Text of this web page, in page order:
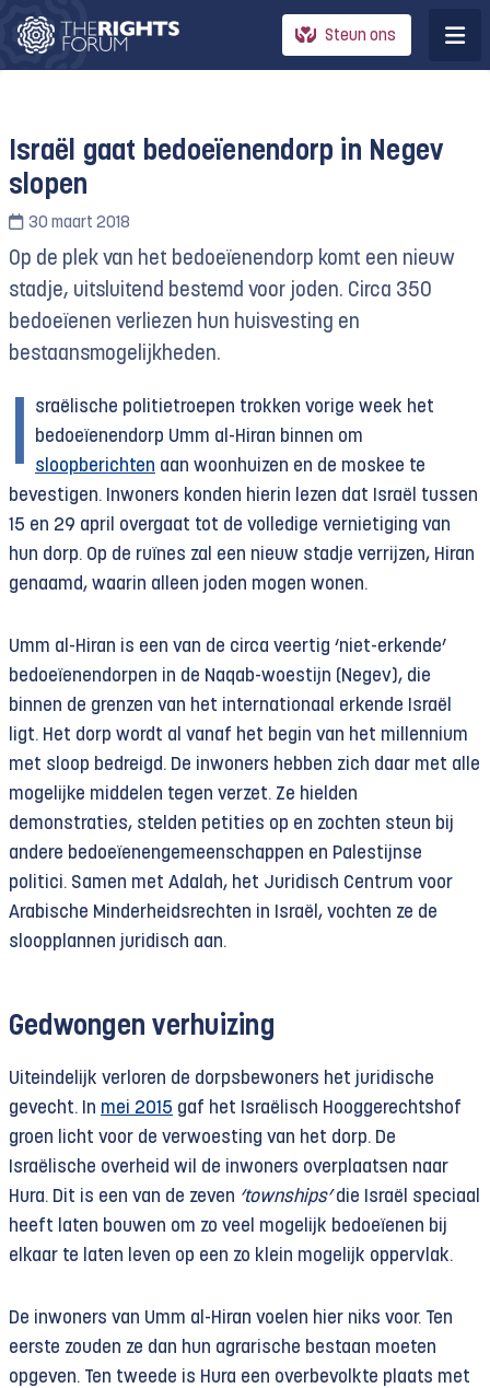
Steun ons
Israël gaat bedoeïenendorp in Negev
slopen
30 maart 2018
Op de plek van het bedoeïenendorp komt een nieuw
stadje, uitsluitend bestemd voor joden. Circa 350
bedoeïenen verliezen hun huisvesting en
bestaansmogelijkheden.
I
sraëlische politietroepen trokken vorige week het
bedoeïenendorp Umm al-Hiran binnen om
sloopberichten aan woonhuizen en de moskee te
bevestigen. Inwoners konden hierin lezen dat Israël tussen
15 en 29 april overgaat tot de volledige vernietiging van
hun dorp. Op de ruïnes zal een nieuw stadje verrijzen, Hiran
genaamd, waarin alleen joden mogen wonen.
Umm al-Hiran is een van de circa veertig ‘niet-erkende’
bedoeïenendorpen in de Naqab-woestijn (Negev), die
binnen de grenzen van het internationaal erkende Israël
ligt. Het dorp wordt al vanaf het begin van het millennium
met sloop bedreigd. De inwoners hebben zich daar met alle
mogelijke middelen tegen verzet. Ze hielden
demonstraties, stelden petities op en zochten steun bij
andere bedoeïenengemeenschappen en Palestijnse
politici. Samen met Adalah, het Juridisch Centrum voor
Arabische Minderheidsrechten in Israël, vochten ze de
sloopplannen juridisch aan.
Gedwongen verhuizing
Uiteindelijk verloren de dorpsbewoners het juridische
gevecht. In mei 2015 gaf het Israëlisch Hooggerechtshof
groen licht voor de verwoesting van het dorp. De
Israëlische overheid wil de inwoners overplaatsen naar
Hura. Dit is een van de zeven ‘townships’die Israël speciaal
heeft laten bouwen om zo veel mogelijk bedoeïenen bij
elkaar te laten leven op een zo klein mogelijk oppervlak.
De inwoners van Umm al-Hiran voelen hier niks voor. Ten
eerste zouden ze dan hun agrarische bestaan moeten
opgeven. Ten tweede is Hura een overbevolkte plaats met